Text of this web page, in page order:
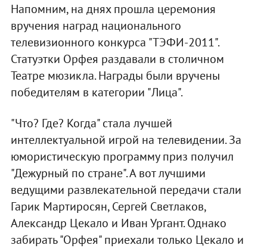
Напомним, на днях прошла церемония
вручения наград национального
телевизионного конкурса "ТЭФИ-2011".
Статуэтки Орфея раздавали в столичном
Театре мюзикла. Награды были вручены
победителям в категории "Лица".
"Что? Где? Когда" стала лучшей
интеллектуальной игрой на телевидении. За
юмористическую программу приз получил
"Дежурный по стране". А вот лучшими
ведущими развлекательной передачи стали
Гарик Мартиросян, Сергей Светлаков,
Александр Цекало и Иван Ургант. Однако
забирать "Орфея" приехали только Цекало и